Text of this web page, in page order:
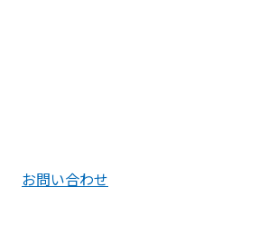
お問い合わせ